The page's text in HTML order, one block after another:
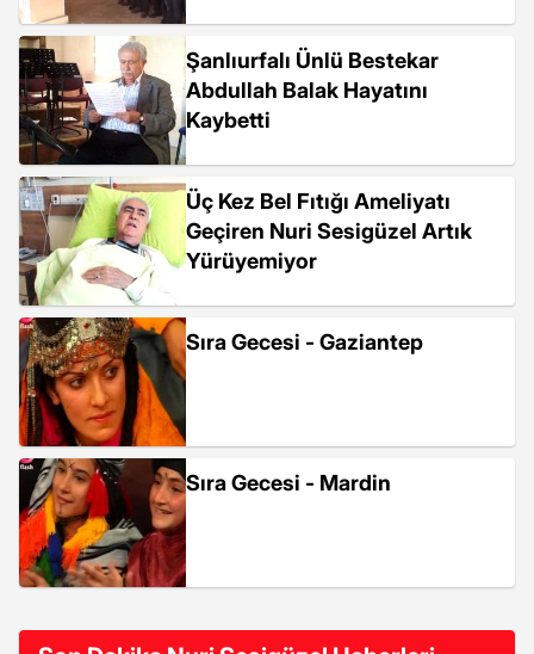
Şanlıurfalı Ünlü Bestekar
Abdullah Balak Hayatını
Kaybetti
Üç Kez Bel Fıtığı Ameliyatı
Geçiren Nuri Sesigüzel Artık
Yürüyemiyor
Sıra Gecesi - Gaziantep
Sıra Gecesi - Mardin